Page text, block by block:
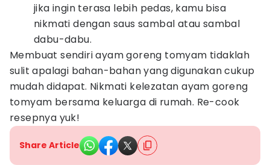
jika ingin terasa lebih pedas, kamu bisa
nikmati dengan saus sambal atau sambal
dabu-dabu.
Membuat sendiri ayam goreng tomyam tidaklah
sulit apalagi bahan-bahan yang digunakan cukup
mudah didapat. Nikmati kelezatan ayam goreng
tomyam bersama keluarga di rumah. Re-cook
resepnya yuk!
Share Article